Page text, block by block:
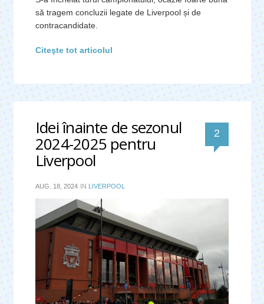
să tragem concluzii legate de Liverpool și de
contracandidate.
Citeşte tot articolul
Idei înainte de sezonul
2024-2025 pentru
Liverpool
2
AUG. 18, 2024 IN LIVERPOOL